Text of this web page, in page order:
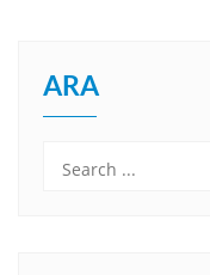
ARA